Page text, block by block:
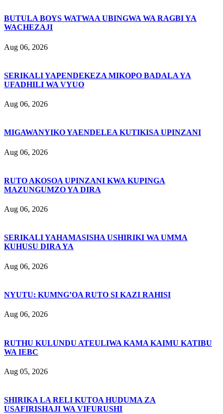
BUTULA BOYS WATWAA UBINGWA WA RAGBI YA
WACHEZAJI
Aug 06, 2026
SERIKALI YAPENDEKEZA MIKOPO BADALA YA
UFADHILI WA VYUO
Aug 06, 2026
MIGAWANYIKO YAENDELEA KUTIKISA UPINZANI
Aug 06, 2026
RUTO AKOSOA UPINZANI KWA KUPINGA
MAZUNGUMZO YA DIRA
Aug 06, 2026
SERIKALI YAHAMASISHA USHIRIKI WA UMMA
KUHUSU DIRA YA
Aug 06, 2026
NYUTU: KUMNG’OA RUTO SI KAZI RAHISI
Aug 06, 2026
RUTHU KULUNDU ATEULIWA KAMA KAIMU KATIBU
WA IEBC
Aug 05, 2026
SHIRIKA LA RELI KUTOA HUDUMA ZA
USAFIRISHAJI WA VIFURUSHI